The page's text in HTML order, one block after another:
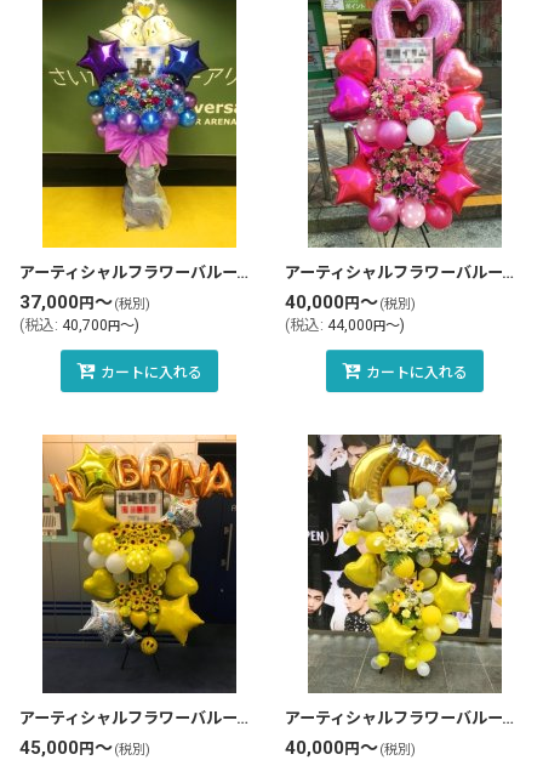
アーティシャルフラワーバルーンスタンド花・フラスタ(tlb-fbs113-zo)
37,000円～(税別)
(税込: 40,700 円～)
カートに入れる
アーティシャルフラワーバルーンスタンド花・フラスタ(tlb-fbs105-zo)
40,000円～(税別)
(税込: 44,000 円～)
カートに入れる
アーティシャルフラワーバルーンスタンド花・フラスタ(tlb-fbs103-zo)
45,000円～(税別)
アーティシャルフラワーバルーンスタンド花・フラスタ(tlb-fbs109-zo)
40,000円～(税別)